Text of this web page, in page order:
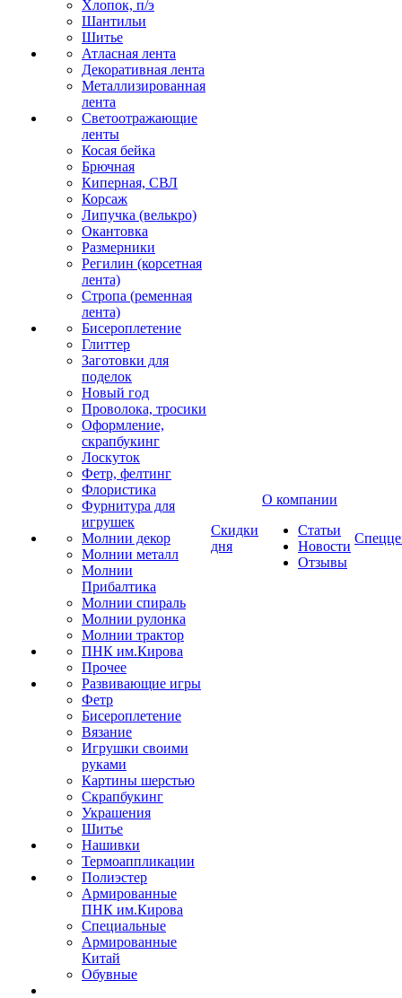
Хлопок, п/э
Шантильи
Шитье
Атласная лента
Декоративная лента
Металлизированная
лента
Светоотражающие
ленты
Косая бейка
Брючная
Киперная, СВЛ
Корсаж
Липучка (велькро)
Окантовка
Размерники
Регилин (корсетная
лента)
Стропа (ременная
лента)
Бисероплетение
Глиттер
Заготовки для
поделок
Новый год
Проволока, тросики
Оформление,
скрапбукинг
Лоскуток
Фетр, фелтинг
Флористика
Фурнитура для
игрушек
Молнии декор
Молнии металл
Молнии
Прибалтика
Молнии спираль
Молнии рулонка
Молнии трактор
ПНК им.Кирова
Прочее
Развивающие игры
Фетр
Бисероплетение
Вязание
Игрушки своими
руками
Картины шерстью
Скрапбукинг
Украшения
Шитье
Нашивки
Термоаппликации
Полиэстер
Армированные
ПНК им.Кирова
Специальные
Армированные
Китай
Обувные
Скидки
дня
О компании
Статьи
Новости
Отзывы